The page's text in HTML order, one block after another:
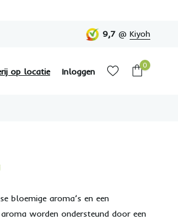
9,7 @ Kiyoh
op locatie Inloggen
0
bloemige aroma’s en een
worden ondersteund door een